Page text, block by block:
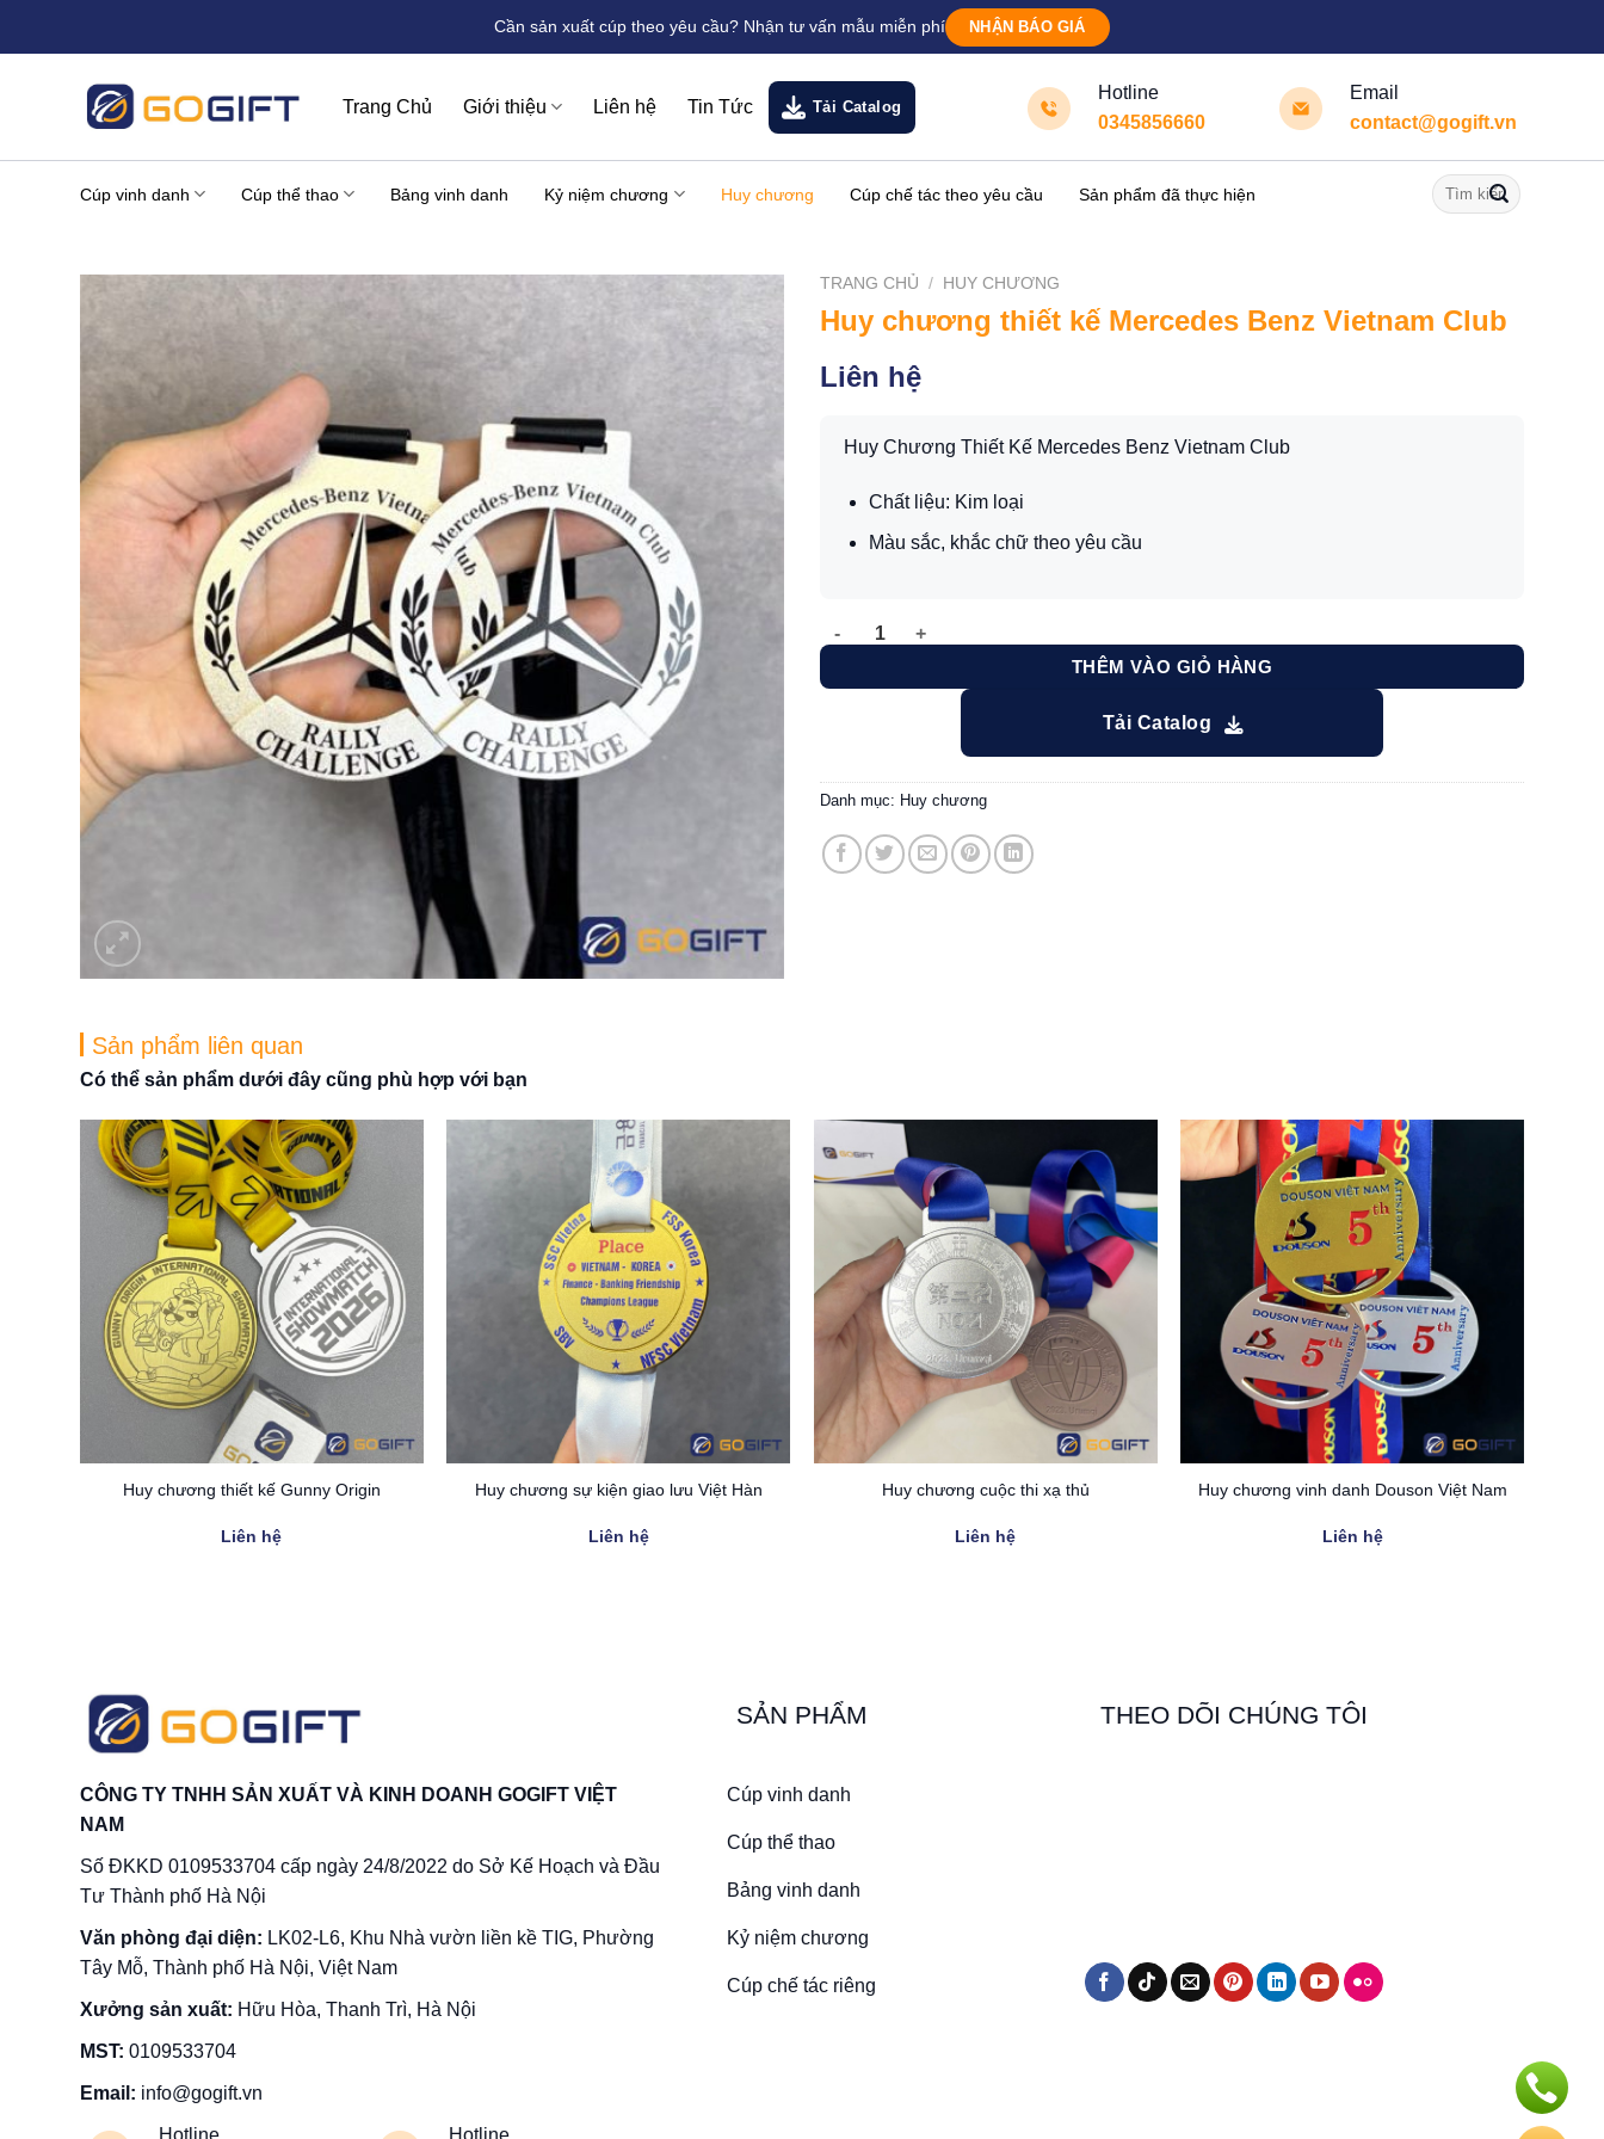
Cần sản xuất cúp theo yêu cầu? Nhận tư vấn mẫu miễn phí NHẬN BÁO GIÁ
Trang Chủ Giới thiệu Liên hệ Tin Tức Tải Catalog
Hotline
0345856660
Email
contact@gogift.vn
Cúp vinh danh Cúp thể thao Bảng vinh danh Kỷ niệm chương Huy chương Cúp chế tác theo yêu cầu Sản phẩm đã thực hiện
Tìm
kiếm:
TRANG CHỦ / HUY CHƯƠNG
Huy chương thiết kế Mercedes Benz Vietnam Club
Liên hệ
Huy Chương Thiết Kế Mercedes Benz Vietnam Club
Chất liệu: Kim loại
Màu sắc, khắc chữ theo yêu cầu
Huy chương thiết kế Mercedes Benz Vietnam Club số lượng
THÊM VÀO GIỎ HÀNG
Tải Catalog
Danh mục: Huy chương
Sản phẩm liên quan
Có thể sản phẩm dưới đây cũng phù hợp với bạn
Huy chương thiết kế Gunny Origin
Liên hệ
Huy chương sự kiện giao lưu Việt Hàn
Liên hệ
Huy chương cuộc thi xạ thủ
Liên hệ
Huy chương vinh danh Douson Việt Nam
Liên hệ
CÔNG TY TNHH SẢN XUẤT VÀ KINH DOANH GOGIFT VIỆT
NAM
Số ĐKKD 0109533704 cấp ngày 24/8/2022 do Sở Kế Hoạch và Đầu
Tư Thành phố Hà Nội
Văn phòng đại diện: LK02-L6, Khu Nhà vườn liền kề TIG, Phường
Tây Mỗ, Thành phố Hà Nội, Việt Nam
Xưởng sản xuất: Hữu Hòa, Thanh Trì, Hà Nội
MST: 0109533704
Email: info@gogift.vn
SẢN PHẨM
Cúp vinh danh
Cúp thể thao
Bảng vinh danh
Kỷ niệm chương
Cúp chế tác riêng
THEO DÕI CHÚNG TÔI